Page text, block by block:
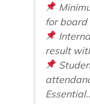
for
result